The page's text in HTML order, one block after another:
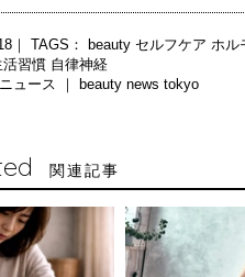
｜ TAGS： beauty セルフケア ホル
活習慣 自律神経
ュース ｜
beauty news tokyo
関連記事